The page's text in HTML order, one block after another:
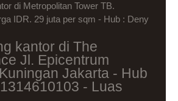
di Metropolitan Tower TB.
IDR. 29 juta per sqm - Hub : Deny
kantor di The
Jl. Epicentrum
Jakarta - Hub
- Luas